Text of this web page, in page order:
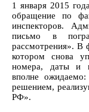
1 января 2015
обращение по
инспекторов.
письмо в
рассмотрения». В
котором снова
номера, даты и
вполне
решением,
РФ».